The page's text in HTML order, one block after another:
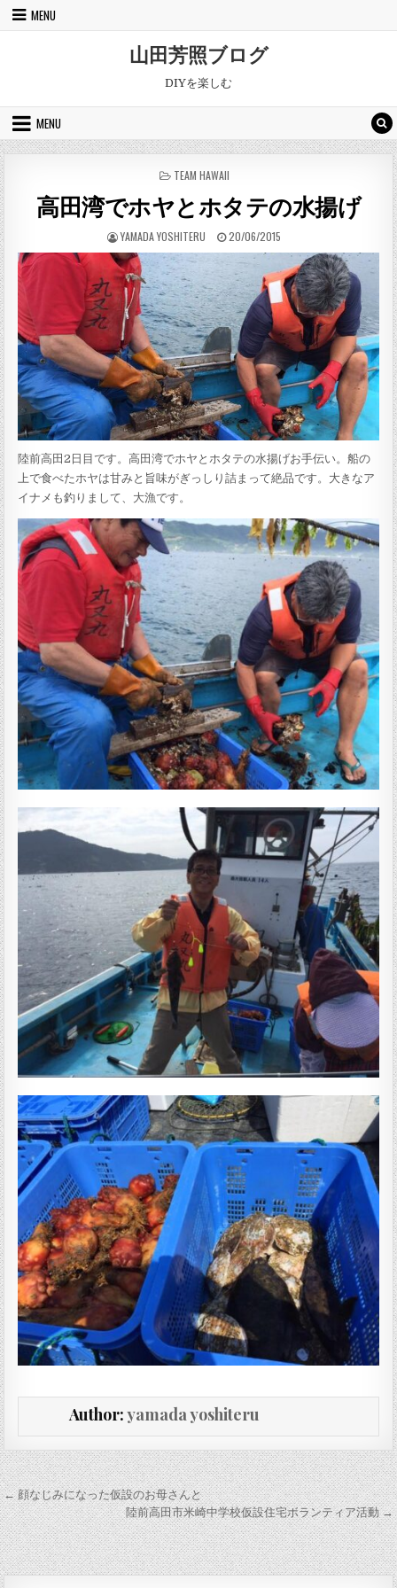
Skip to content
MENU
山田芳照ブログ
DIYを楽しむ
MENU
POSTED IN
TEAM HAWAII
高田湾でホヤとホタテの水揚げ
AUTHOR:
YAMADA YOSHITERU PUBLISHED DATE:
20/06/2015
陸前高田2日目です。高田湾でホヤとホタテの水揚げお手伝い。船の
上で食べたホヤは甘みと旨味がぎっしり詰まって絶品です。大きなア
イナメも釣りまして、大漁です。
Author:yamada yoshiteru
投稿ナビゲーション
← 顔なじみになった仮設のお母さんと
陸前高田市米崎中学校仮設住宅ボランティア活動 →